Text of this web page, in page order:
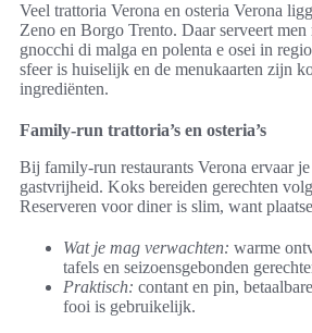
Veel trattoria Verona en osteria Verona
Zeno en Borgo Trento. Daar serveert
gnocchi di malga en polenta e osei in
sfeer is huiselijk en de menukaarten zijn
ingrediënten.
Family-run trattoria’s en osteria’s
Bij family-run restaurants Verona ervaar
gastvrijheid. Koks bereiden gerechten
Reserveren voor diner is slim, want
Wat je mag verwachten: warme
tafels en seizoensgebonden
Praktisch: contant en pin,
fooi is gebruikelijk.